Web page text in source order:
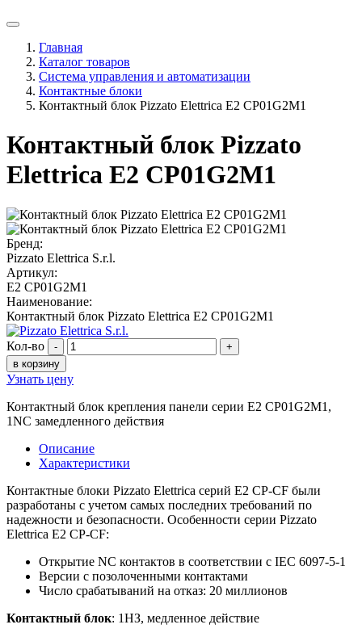
Главная
Каталог товаров
Система управления и автоматизации
Контактные блоки
Контактный блок Pizzato Elettrica E2 CP01G2M1
Контактный блок Pizzato
Elettrica E2 CP01G2M1
Бренд:
Pizzato Elettrica S.r.l.
Артикул:
E2 CP01G2M1
Наименование:
Контактный блок Pizzato Elettrica E2 CP01G2M1
Кол-во -
+
в корзину
Узнать цену
Контактный блок крепления панели серии E2 CP01G2M1,
1NC замедленного действия
Описание
Характеристики
Контактные блоки Pizzato Elettrica серий E2 CP-CF были
разработаны с учетом самых последних требований по
надежности и безопасности. Особенности серии Pizzato
Elettrica E2 CP-CF:
Открытие NC контактов в соответствии с IEC 6097-5-1
Версии с позолоченными контактами
Число срабатываний на отказ: 20 миллионов
Контактный блок: 1НЗ, медленное действие